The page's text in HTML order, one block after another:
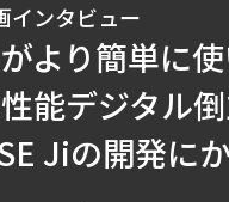
インタビュー
より簡単に
能デジタル
Jiの開発に